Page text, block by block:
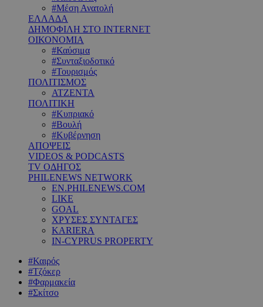
#Μέση Ανατολή
ΕΛΛΑΔΑ
ΔΗΜΟΦΙΛΗ ΣΤΟ INTERNET
ΟΙΚΟΝΟΜΙΑ
#Καύσιμα
#Συνταξιοδοτικό
#Τουρισμός
ΠΟΛΙΤΙΣΜΟΣ
ΑΤΖΕΝΤΑ
ΠΟΛΙΤΙΚΗ
#Κυπριακό
#Βουλή
#Κυβέρνηση
ΑΠΟΨΕΙΣ
VIDEOS & PODCASTS
TV ΟΔΗΓΟΣ
PHILENEWS NETWORK
EN.PHILENEWS.COM
LIKE
GOAL
ΧΡΥΣΕΣ ΣΥΝΤΑΓΕΣ
KARIERA
IN-CYPRUS PROPERTY
#Καιρός
#Τζόκερ
#Φαρμακεία
#Σκίτσο